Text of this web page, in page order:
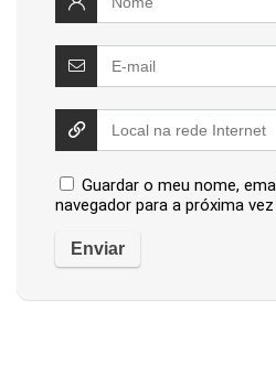
Guardar o meu nome,
navegador para a próxima